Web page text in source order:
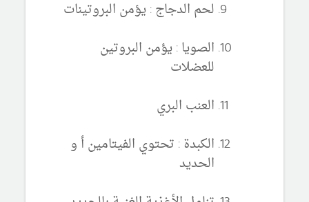
لحم الدجاج : يؤمن البروتينات
الصويا : يؤمن البروتين
للعضلات
العنب البري
الكبدة : تحتوي الفيتامين أ و
الحديد